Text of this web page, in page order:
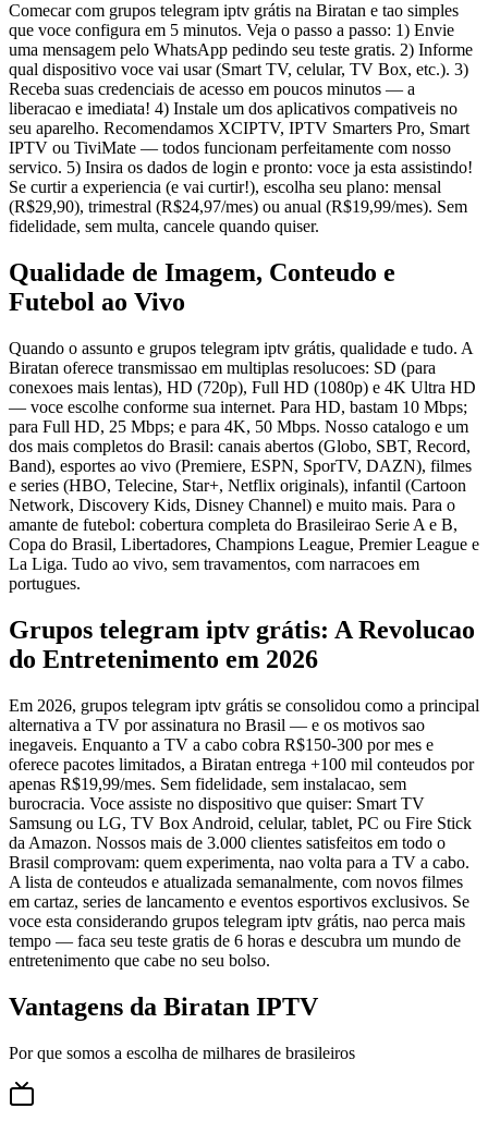
Comecar com grupos telegram iptv grátis na Biratan e tao simples
que voce configura em 5 minutos. Veja o passo a passo: 1) Envie
uma mensagem pelo WhatsApp pedindo seu teste gratis. 2) Informe
qual dispositivo voce vai usar (Smart TV, celular, TV Box, etc.). 3)
Receba suas credenciais de acesso em poucos minutos — a
liberacao e imediata! 4) Instale um dos aplicativos compativeis no
seu aparelho. Recomendamos XCIPTV, IPTV Smarters Pro, Smart
IPTV ou TiviMate — todos funcionam perfeitamente com nosso
servico. 5) Insira os dados de login e pronto: voce ja esta assistindo!
Se curtir a experiencia (e vai curtir!), escolha seu plano: mensal
(R$29,90), trimestral (R$24,97/mes) ou anual (R$19,99/mes). Sem
fidelidade, sem multa, cancele quando quiser.
Qualidade de Imagem, Conteudo e
Futebol ao Vivo
Quando o assunto e grupos telegram iptv grátis, qualidade e tudo. A
Biratan oferece transmissao em multiplas resolucoes: SD (para
conexoes mais lentas), HD (720p), Full HD (1080p) e 4K Ultra HD
— voce escolhe conforme sua internet. Para HD, bastam 10 Mbps;
para Full HD, 25 Mbps; e para 4K, 50 Mbps. Nosso catalogo e um
dos mais completos do Brasil: canais abertos (Globo, SBT, Record,
Band), esportes ao vivo (Premiere, ESPN, SporTV, DAZN), filmes
e series (HBO, Telecine, Star+, Netflix originals), infantil (Cartoon
Network, Discovery Kids, Disney Channel) e muito mais. Para o
amante de futebol: cobertura completa do Brasileirao Serie A e B,
Copa do Brasil, Libertadores, Champions League, Premier League e
La Liga. Tudo ao vivo, sem travamentos, com narracoes em
portugues.
Grupos telegram iptv grátis: A Revolucao
do Entretenimento em 2026
Em 2026, grupos telegram iptv grátis se consolidou como a principal
alternativa a TV por assinatura no Brasil — e os motivos sao
inegaveis. Enquanto a TV a cabo cobra R$150-300 por mes e
oferece pacotes limitados, a Biratan entrega +100 mil conteudos por
apenas R$19,99/mes. Sem fidelidade, sem instalacao, sem
burocracia. Voce assiste no dispositivo que quiser: Smart TV
Samsung ou LG, TV Box Android, celular, tablet, PC ou Fire Stick
da Amazon. Nossos mais de 3.000 clientes satisfeitos em todo o
Brasil comprovam: quem experimenta, nao volta para a TV a cabo.
A lista de conteudos e atualizada semanalmente, com novos filmes
em cartaz, series de lancamento e eventos esportivos exclusivos. Se
voce esta considerando grupos telegram iptv grátis, nao perca mais
tempo — faca seu teste gratis de 6 horas e descubra um mundo de
entretenimento que cabe no seu bolso.
Vantagens da Biratan IPTV
Por que somos a escolha de milhares de brasileiros